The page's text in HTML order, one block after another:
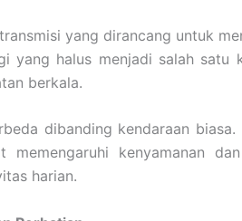
yang dirancang untuk
yang halus menjadi salah satu
berkala.
dibanding kendaraan biasa.
kenyamanan
harian.